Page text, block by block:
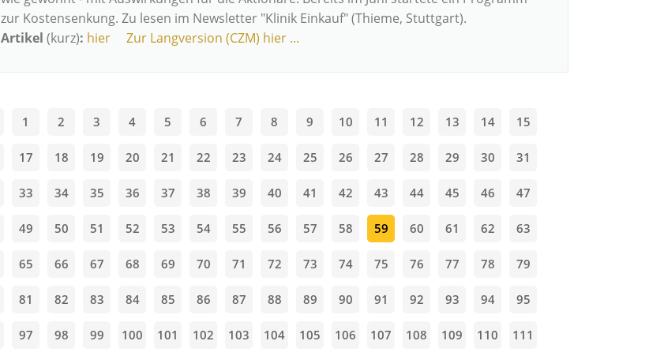
zur Kostensenkung. Zu lesen im Newsletter "Klinik Einkauf" (Thieme, Stuttgart).
Artikel (kurz): hier Zur Langversion (CZM) hier ...
1 2 3 4 5 6 7 8 9 10 11 12 13 14 15
17 18 19 20 21 22 23 24 25 26 27 28 29 30 31
33 34 35 36 37 38 39 40 41 42 43 44 45 46 47
49 50 51 52 53 54 55 56 57 58 59 60 61 62 63
65 66 67 68 69 70 71 72 73 74 75 76 77 78 79
81 82 83 84 85 86 87 88 89 90 91 92 93 94 95
97 98 99 100 101 102 103 104 105 106 107 108 109 110 111